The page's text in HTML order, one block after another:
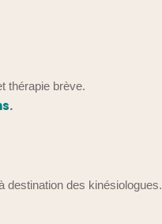
thérapie brève.
.
destination des kinésiologues.